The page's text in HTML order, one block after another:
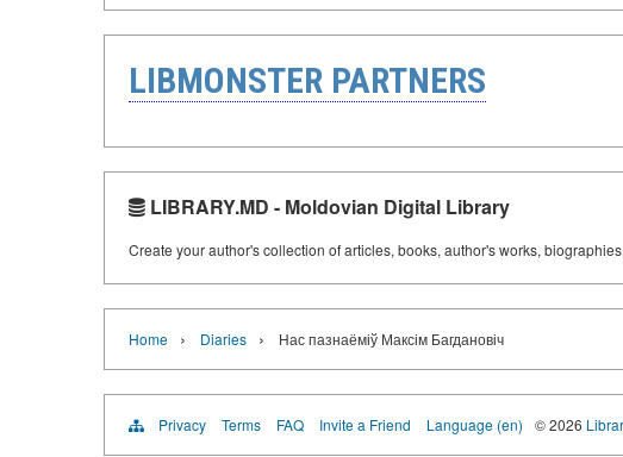
LIBMONSTER PARTNERS
LIBRARY.MD - Moldovian Digital Library
Create your author's collection of articles, books, author's works,
Home › Diaries › Нас пазнаёміў Максім Багдановіч
Privacy Terms FAQ Invite a Friend Language (en) © 2026